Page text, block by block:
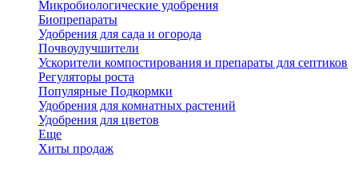
Микробиологические удобрения
Биопрепараты
Удобрения для сада и огорода
Почвоулучшители
Ускорители компостирования и препараты для септиков
Регуляторы роста
Популярные Подкормки
Удобрения для комнатных растений
Удобрения для цветов
Еще
Хиты продаж